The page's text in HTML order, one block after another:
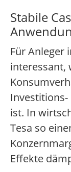
Stabile
Für Anleger
interessant,
ist. In
Tesa so
Effekte